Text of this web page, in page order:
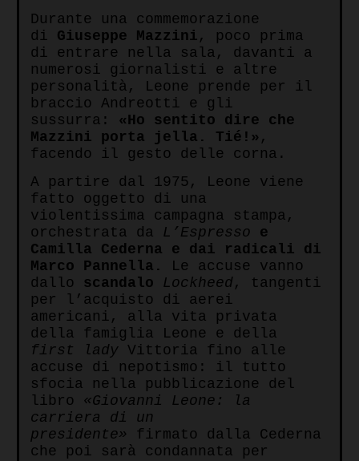
Durante una commemorazione
di Giuseppe Mazzini , poco prima
di entrare nella sala, davanti a
numerosi giornalisti e altre
personalità, Leone prende per il
braccio Andreotti e gli
sussurra: «Ho sentito dire che
Mazzini porta jella. Tié!» ,
facendo il gesto delle corna.
A partire dal 1975, Leone viene
fatto oggetto di una
violentissima campagna stampa,
orchestrata da L’Espresso e
Camilla Cederna e dai radicali di
Marco Pannella.
Le accuse vanno
dallo scandalo Lockheed , tangenti
per l’acquisto di aerei
americani, alla vita privata
della famiglia Leone e della
first lady Vittoria fino alle
accuse di nepotismo: il tutto
sfocia nella pubblicazione del
libro «Giovanni Leone: la
carriera di un
presidente» firmato dalla Cederna
che poi sarà condannata per